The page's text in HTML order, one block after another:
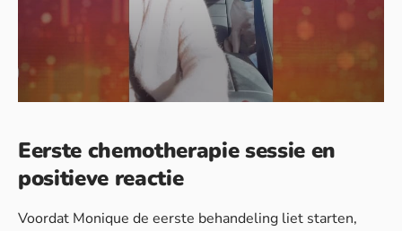
Eerste chemotherapie sessie en
positieve reactie
Voordat Monique de eerste behandeling liet starten,